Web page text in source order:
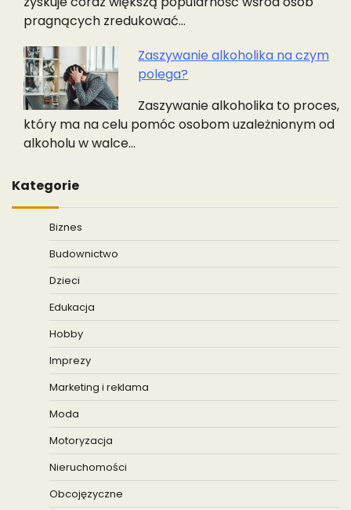
pragnących zredukować…
Zaszywanie alkoholika na czym
polega?
Zaszywanie alkoholika to proces,
który ma na celu pomóc osobom uzależnionym od
alkoholu w walce…
Kategorie
Biznes
Budownictwo
Dzieci
Edukacja
Hobby
Imprezy
Marketing i reklama
Moda
Motoryzacja
Nieruchomości
Obcojęzyczne